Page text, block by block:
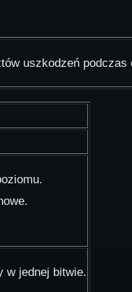
uszkodzeń
w jednej bitwie.